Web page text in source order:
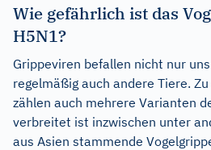
Wie gefährlich ist das
H5N1?
Grippeviren befallen nicht nur
regelmäßig auch andere Tiere.
zählen auch mehrere Varianten
verbreitet ist inzwischen unter
aus Asien stammende